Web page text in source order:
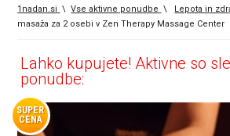
1nadan.si \Vse aktivne ponudbe \ Lepota in
masaža za 2 osebi v Zen Therapy Massage Center
Lahko kupujete! Aktivne so
ponudbe:
SUPER
CENA